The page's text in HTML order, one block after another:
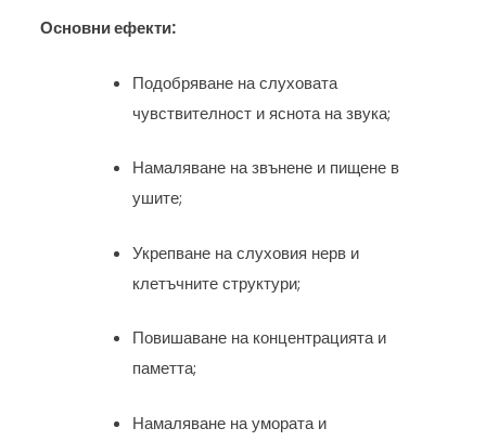
Основни ефекти:
Подобряване на слуховата
чувствителност и яснота на звука;
Намаляване на звънене и пищене в
ушите;
Укрепване на слуховия нерв и
клетъчните структури;
Повишаване на концентрацията и
паметта;
Намаляване на умората и